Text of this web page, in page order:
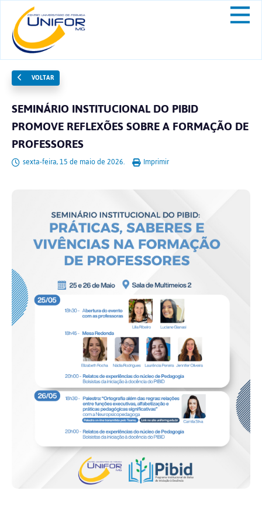
VOLTAR
SEMINÁRIO INSTITUCIONAL DO PIBID
PROMOVE REFLEXÕES SOBRE A FORMAÇÃO DE
PROFESSORES
sexta-feira, 15 de maio de 2026. Imprimir